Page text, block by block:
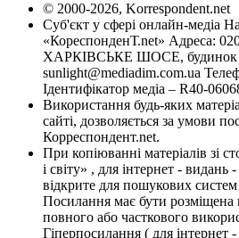
© 2000-2026, Korrespondent.net
Суб'єкт у сфері онлайн-медіа
«КореспонденТ.net» Адреса:
ХАРКІВСЬКЕ ШОСЕ, будинок
sunlight@mediadim.com.ua
Ідентифікатор медіа – R40-
Використання будь-яких
сайті, дозволяється за умови
Корреспондент.net.
При копіюванні матеріалів зі
і світу» , для інтернет - видань
відкрите для пошукових
Посилання має бути розміщена
повного або часткового
Гіперпосилання ( для інтернет